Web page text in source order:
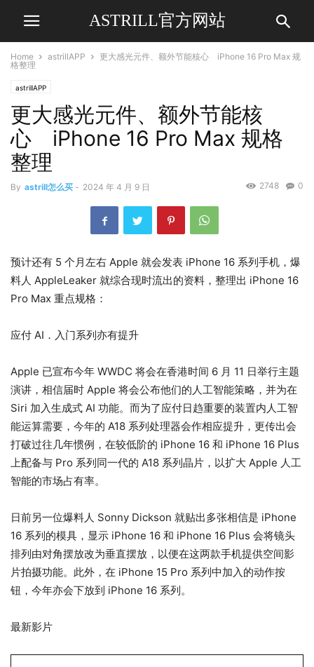
ASTRILL官方网站
Home astrillAPP
更大感光元件、额外节能核心 iPhone 16 Pro Max 规
格整理
astrillAPP
更大感光元件、额外节能核
心 iPhone 16 Pro Max 规格
整理
By astrill怎么买 - 2024 年 4 月 9 日 0
2748
预计还有 5 个月左右 Apple 就会发表 iPhone 16 系列手机，爆
料人 AppleLeaker 就综合现时流出的资料，整理出 iPhone 16
Pro Max 重点规格：
应付 AI．入门系列亦有提升
Apple 已宣布今年 WWDC 将会在香港时间 6 月 11 日举行主题
演讲，相信届时 Apple 将会公布他们的人工智能策略，并为在
Siri 加入生成式 AI 功能。而为了应付日趋重要的装置内人工智
能运算需要，今年的 A18 系列处理器会作相应提升，更传出会
打破过往几年惯例，在较低阶的 iPhone 16 和 iPhone 16 Plus
上配备与 Pro 系列同一代的 A18 系列晶片，以扩大 Apple 人工
智能的市场占有率。
日前另一位爆料人 Sonny Dickson 就贴出多张相信是 iPhone
16 系列的模具，显示 iPhone 16 和 iPhone 16 Plus 会将镜头
排列由对角摆放改为垂直摆放，以便在这两款手机提供空间影
片拍摄功能。此外，在 iPhone 15 Pro 系列中加入的动作按
钮，今年亦会下放到 iPhone 16 系列。
最新影片